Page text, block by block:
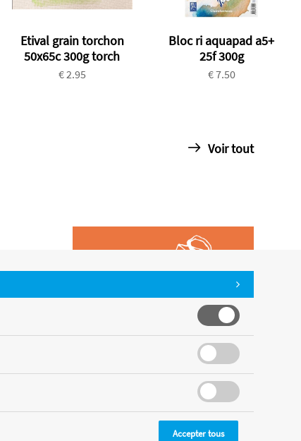
Etival grain torchon
50x65c 300g torch
€ 2.95
Bloc ri aquapad a5+
25f 300g
€ 7.50
Voir tout
Accepter tous